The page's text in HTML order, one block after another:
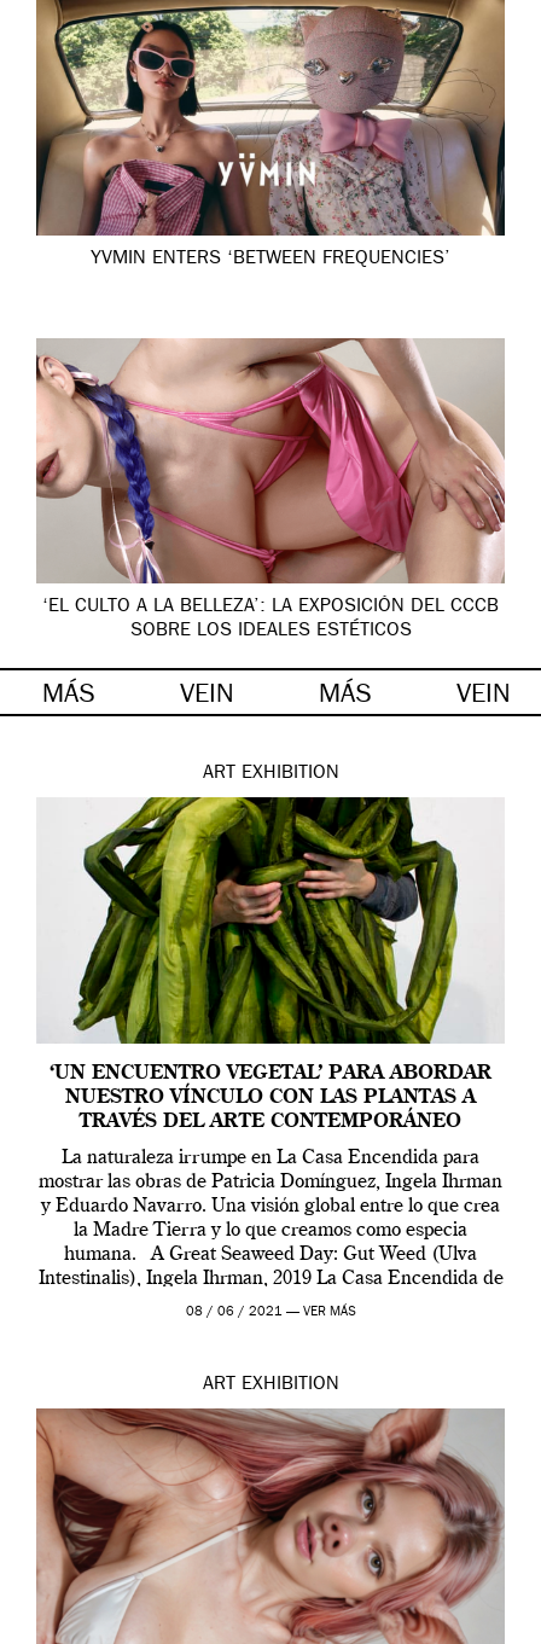
YVMIN ENTERS ‘BETWEEN FREQUENCIES’
‘EL CULTO A LA BELLEZA’: LA EXPOSICIÓN DEL CCCB
SOBRE LOS IDEALES ESTÉTICOS
MÁS VEIN MÁS VEIN
ART EXHIBITION
‘UN ENCUENTRO VEGETAL’ PARA ABORDAR
NUESTRO VÍNCULO CON LAS PLANTAS A
TRAVÉS DEL ARTE CONTEMPORÁNEO
La naturaleza irrumpe en La Casa Encendida para
mostrar las obras de Patricia Domínguez, Ingela Ihrman
y Eduardo Navarro. Una visión global entre lo que crea
la Madre Tierra y lo que creamos como especia
humana. A Great Seaweed Day: Gut Weed (Ulva
Intestinalis), Ingela Ihrman, 2019 La Casa Encendida de
Madrid y la Wellcome […]
08 / 06 / 2021 — VER MÁS
ART EXHIBITION